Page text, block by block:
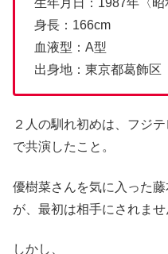
身長：166cm
血液型：A型
出身地：東京都葛飾区
２人の馴れ初めは、フジ
で共演したこと。
優樹菜さんを気に入った
が、最初は相手にされませ
しかし、